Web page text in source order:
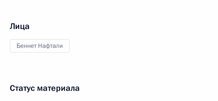
Лица
Беннет Нафтали
Статус материала